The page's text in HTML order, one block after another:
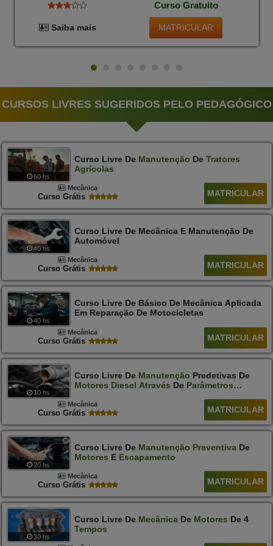
Curso Gratuito
Saiba mais MATRICULAR
CURSOS LIVRES SUGERIDOS PELO PEDAGÓGICO
60 hs
Curso Livre De Manutenção De Tratores
Agrícolas
Mecânica
Curso Grátis MATRICULAR
40 hs
Curso Livre De Mecânica E Manutenção De
Automóvel
Mecânica
Curso Grátis MATRICULAR
40 hs
Curso Livre De Básico De Mecânica Aplicada
Em Reparação De Motocicletas
Mecânica
Curso Grátis MATRICULAR
10 hs
Curso Livre De Manutenção Predetivas De
Motores Diesel Através De Parâmetros
Mecânica
Curso Grátis MATRICULAR
20 hs
Curso Livre De Manutenção PreventivaDe
Motores E Escapamento
Mecânica
Curso Grátis MATRICULAR
30 hs
Curso Livre De MecânicaDe Motores De 4
Tempos